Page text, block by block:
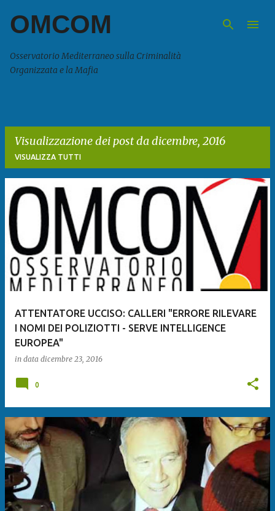
Passa ai contenuti principali
OMCOM
Osservatorio Mediterraneo sulla Criminalità
Organizzata e la Mafia
Visualizzazione dei post da dicembre, 2016
VISUALIZZA TUTTI
o
ATTENTATORE UCCISO: CALLERI "ERRORE RILEVARE
I NOMI DEI POLIZIOTTI - SERVE INTELLIGENCE
EUROPEA"
in data dicembre 23, 2016
0